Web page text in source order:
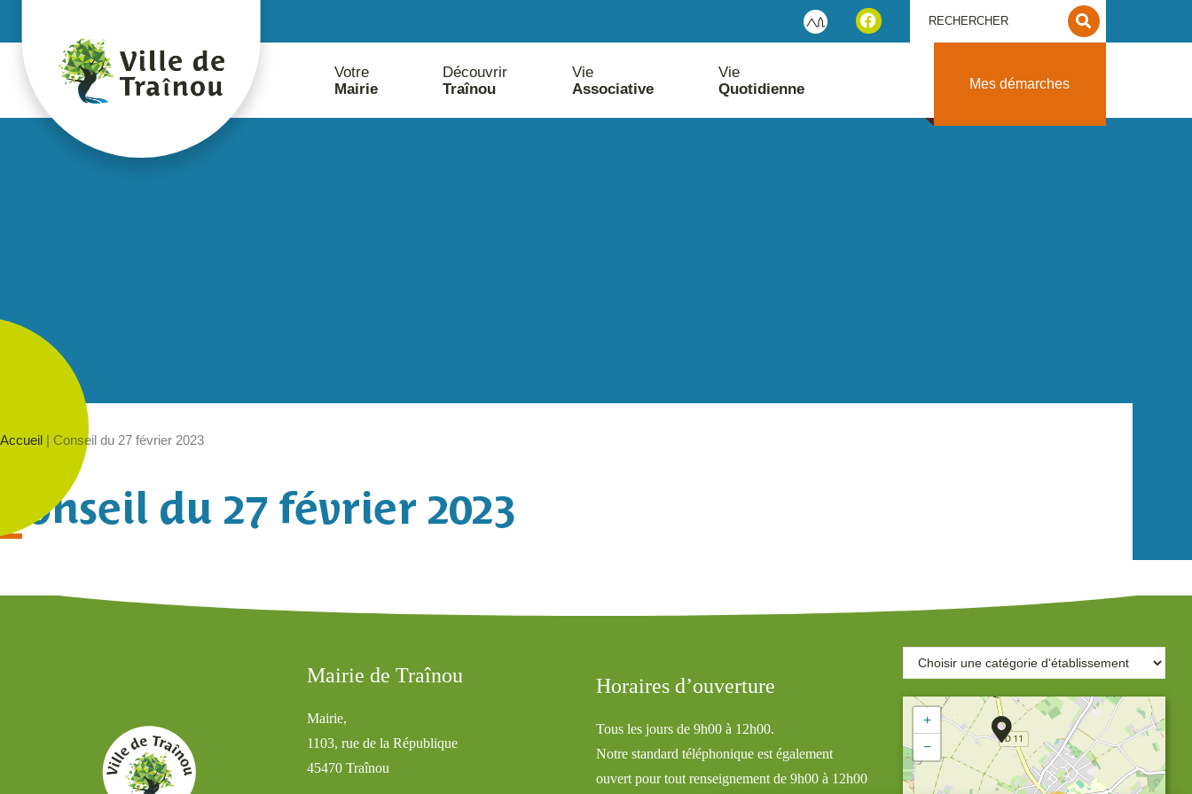
Votre
Mairie
Découvrir
Traînou
Vie
Associative
Vie
Quotidienne
Mes démarches
Accueil | Conseil du 27 février 2023
Conseil du 27 février 2023
Mairie de Traînou
Mairie,
1103, rue de la République
45470 Traînou
Horaires d’ouverture
Tous les jours de 9h00 à 12h00.
Notre standard téléphonique est également
ouvert pour tout renseignement de 9h00 à 12h00
+
−